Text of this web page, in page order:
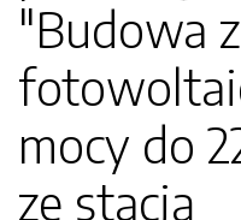
"Budowa
mocy do
ze stacją